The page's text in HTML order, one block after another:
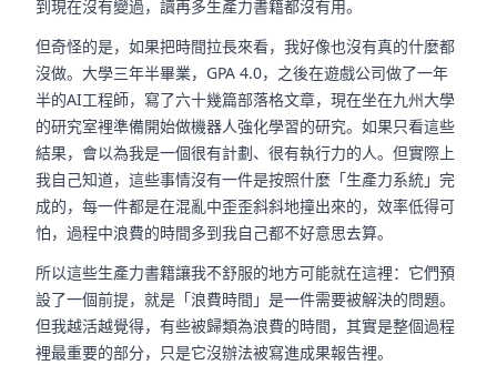
到現在沒有變過，讀再多生產力書籍都沒有用。
但奇怪的是，如果把時間拉長來看，我好像也沒有真的什麼都
沒做。大學三年半畢業，GPA 4.0，之後在遊戲公司做了一年
半的AI工程師，寫了六十幾篇部落格文章，現在坐在九州大學
的研究室裡準備開始做機器人強化學習的研究。如果只看這些
結果，會以為我是一個很有計劃、很有執行力的人。但實際上
我自己知道，這些事情沒有一件是按照什麼「生產力系統」完
成的，每一件都是在混亂中歪歪斜斜地撞出來的，效率低得可
怕，過程中浪費的時間多到我自己都不好意思去算。
所以這些生產力書籍讓我不舒服的地方可能就在這裡：它們預
設了一個前提，就是「浪費時間」是一件需要被解決的問題。
但我越活越覺得，有些被歸類為浪費的時間，其實是整個過程
裡最重要的部分，只是它沒辦法被寫進成果報告裡。